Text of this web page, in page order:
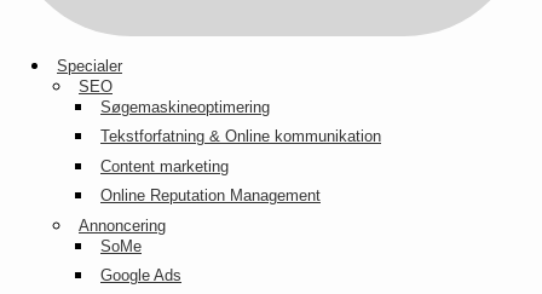
Specialer
SEO
Søgemaskineoptimering
Tekstforfatning & Online kommunikation
Content marketing
Online Reputation Management
Annoncering
SoMe
Google Ads